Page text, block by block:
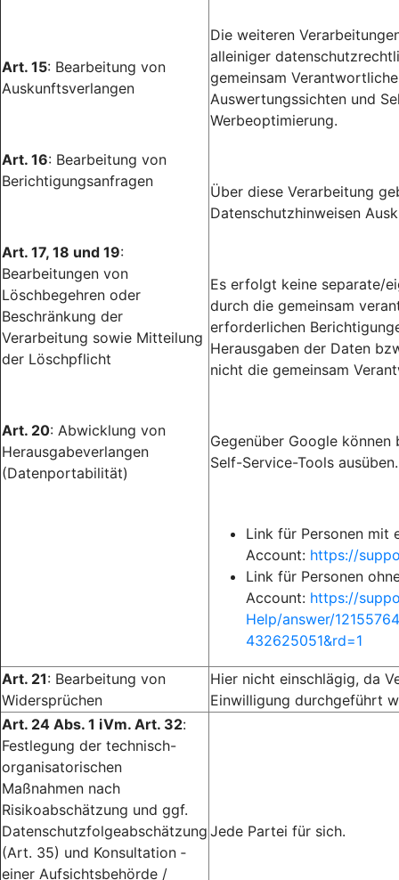
Art. 15: Bearbeitung von
Auskunftsverlangen
Art. 16: Bearbeitung von
Berichtigungsanfragen
Art. 17, 18 und 19:
Bearbeitungen von
Löschbegehren oder
Beschränkung der
Verarbeitung sowie Mitteilung
der Löschpflicht
Art. 20: Abwicklung von
Herausgabeverlangen
(Datenportabilität)
Die weiteren
alleiniger
gemeinsam
Auswertungssichten und
Werbeoptimierung.
Über diese Verarbeitung
Datenschutzhinweisen
Es erfolgt keine separate/
durch die gemeinsam
erforderlichen
Herausgaben der Daten
nicht die gemeinsam
Gegenüber Google
Self-Service-Tools ausüben.
Link für Personen mit
Account: https://
Link für Personen
Account: https://
Help/answer/
432625051&rd=1
Art. 21: Bearbeitung von
Widersprüchen
Hier nicht einschlägig, da
Einwilligung durchgeführt
Art. 24 Abs. 1 iVm. Art. 32:
Festlegung der technisch-
organisatorischen
Maßnahmen nach
Risikoabschätzung und ggf.
Datenschutzfolgeabschätzung
(Art. 35) und Konsultation ­
einer Aufsichtsbehörde /
Jede Partei für sich.